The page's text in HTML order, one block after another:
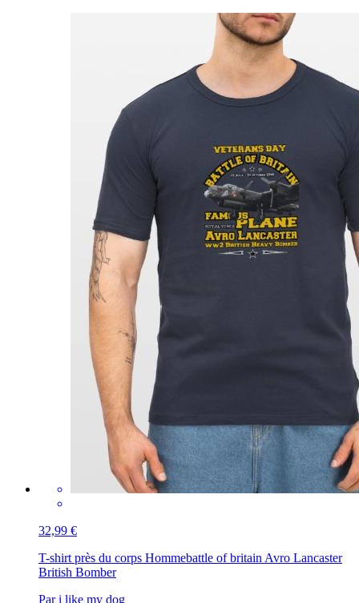
32,99 €
T-shirt près du corps Hommebattle of britain Avro Lancaster
British Bomber
Par i like my dog